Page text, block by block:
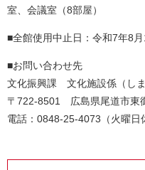
室、会議室（8部屋）
■全館使用中止日：令和7年8
■お問い合わせ先
文化振興課 文化施設係（しま
〒722-8501 広島県尾道市東
電話：0848-25-4073（火曜日